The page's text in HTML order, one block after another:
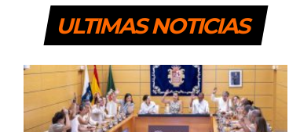
ULTIMAS NOTICIAS